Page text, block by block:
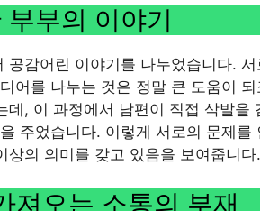
부의 이야기
감어린 이야기를 나누었습니다.
어를 나누는 것은 정말 큰 도움이
데, 이 과정에서 남편이 직접 삭발을
주었습니다. 이렇게 서로의 문제를
의 의미를 갖고 있음을 보여줍니다.
져오는 소통의 부재